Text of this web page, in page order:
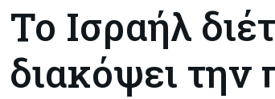
Το Ισραήλ
διακόψει